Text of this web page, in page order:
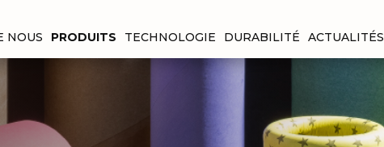
NOUS PRODUITS TECHNOLOGIE DURABILITÉ ACTUALITÉS